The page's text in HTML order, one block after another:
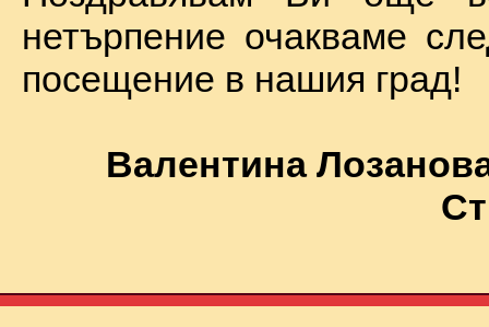
нетърпение очакваме
посещение в нашия град!
Валентина